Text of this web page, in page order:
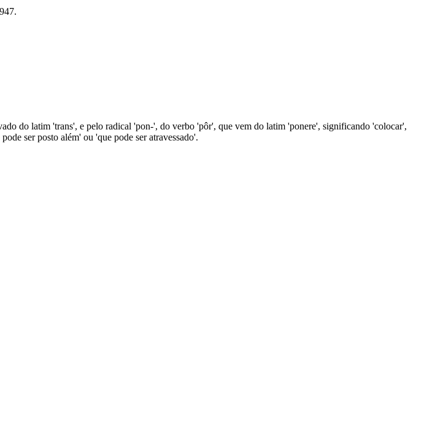
do latim 'trans', e pelo radical 'pon-', do verbo 'pôr', que vem do latim 'ponere', significando 'colocar',
ser posto além' ou 'que pode ser atravessado'.